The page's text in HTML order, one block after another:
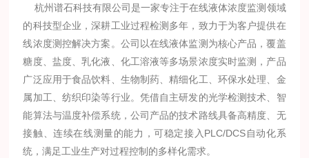
杭州谱石科技有限公司是一家专注于在线液体浓度监测领域
的科技型企业，深耕工业过程检测多年，致力于为客户提供在
线浓度测控解决方案。公司以在线液体监测为核心产品，覆盖
糖度、盐度、乳化液、化工溶液等多场景浓度实时监测，产品
广泛应用于食品饮料、生物制药、精细化工、环保水处理、金
属加工、纺织印染等行业。凭借自主研发的光学检测技术、智
能算法与温度补偿系统，公司产品的技术路线具备高精度、无
接触、连续在线测量的能力，可稳定接入PLC/DCS自动化系
统，满足工业生产对过程控制的多样化需求。